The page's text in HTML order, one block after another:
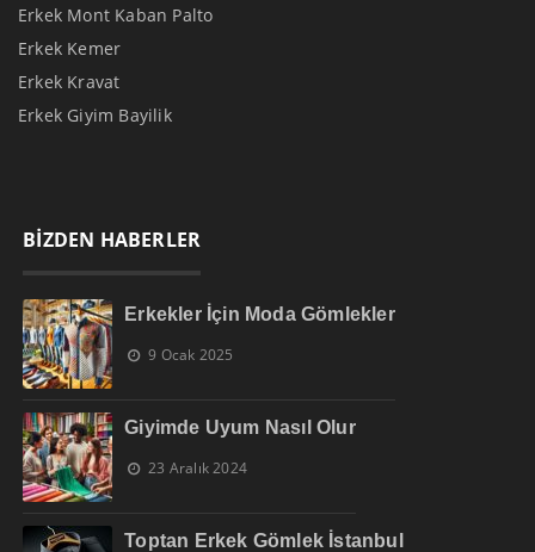
Erkek Mont Kaban Palto
Erkek Kemer
Erkek Kravat
Erkek Giyim Bayilik
BİZDEN HABERLER
Erkekler İçin Moda Gömlekler
9 Ocak 2025
Giyimde Uyum Nasıl Olur
23 Aralık 2024
Toptan Erkek Gömlek İstanbul